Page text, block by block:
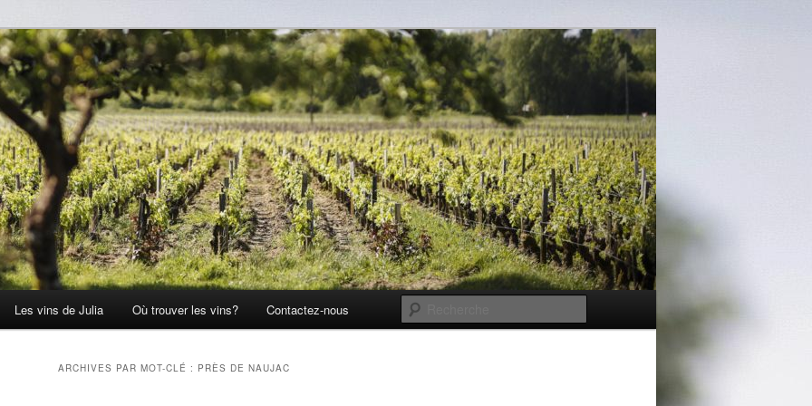
Les vins de Julia Où trouver les vins? Contactez-nous
ARCHIVES PAR MOT-CLÉ : PRÈS DE NAUJAC